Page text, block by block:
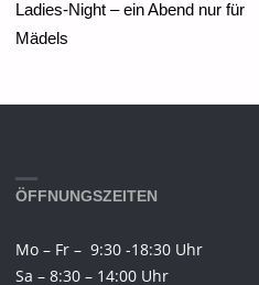
Ladies-Night – ein Abend nur für
Mädels
ÖFFNUNGSZEITEN
Mo – Fr – 9:30 -18:30 Uhr
Sa – 8:30 – 14:00 Uhr